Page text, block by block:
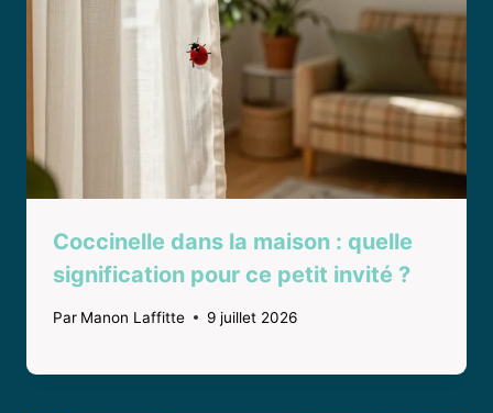
Coccinelle dans la maison : quelle
signification pour ce petit invité ?
Par Manon Laffitte 9 juillet 2026